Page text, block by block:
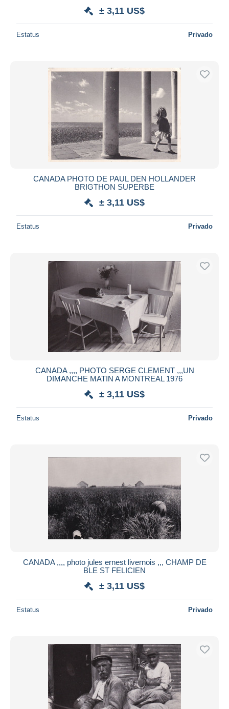
± 3,11 US$
Estatus Privado
CANADA PHOTO DE PAUL DEN HOLLANDER
BRIGTHON SUPERBE
± 3,11 US$
Estatus Privado
CANADA ,,,, PHOTO SERGE CLEMENT ,,,UN
DIMANCHE MATIN A MONTREAL 1976
± 3,11 US$
Estatus Privado
CANADA ,,,, photo jules ernest livernois ,,, CHAMP DE
BLE ST FELICIEN
± 3,11 US$
Estatus Privado